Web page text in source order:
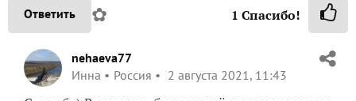
Ответить ✿ 1 Спасибо!
nehaeva77
Инна
Россия 2 августа 2021, 11:43